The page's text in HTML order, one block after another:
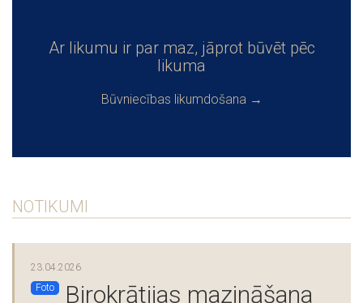
Ar likumu ir par maz, jāprot būvēt pēc
likuma
Būvniecības likumdošana →
NOTIKUMI
23.04.2026
Foto
Birokrātijas mazināšana